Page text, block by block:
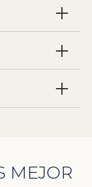
MEJOR